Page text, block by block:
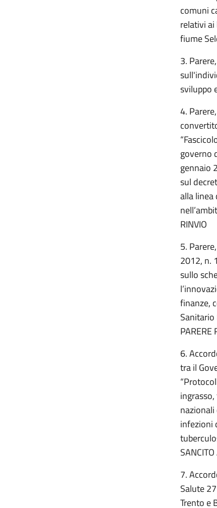
comuni
relativi
fiume
3.
sviluppo
4.
governo
gennaio
sul
alla linea
RINVIO
5.
2012, n.
sullo
finanze,
Sanitario
PARERE
6.
tra il
infezioni
7.
Salute
Trento e